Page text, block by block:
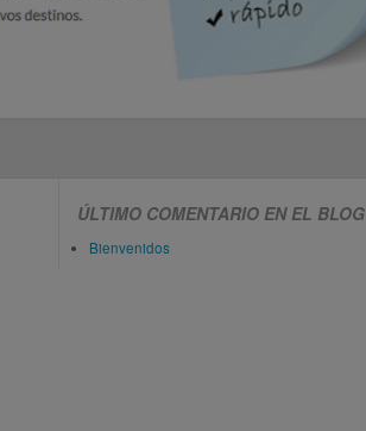
ÚLTIMO COMENTARIO EN EL BLOG
Bienvenidos